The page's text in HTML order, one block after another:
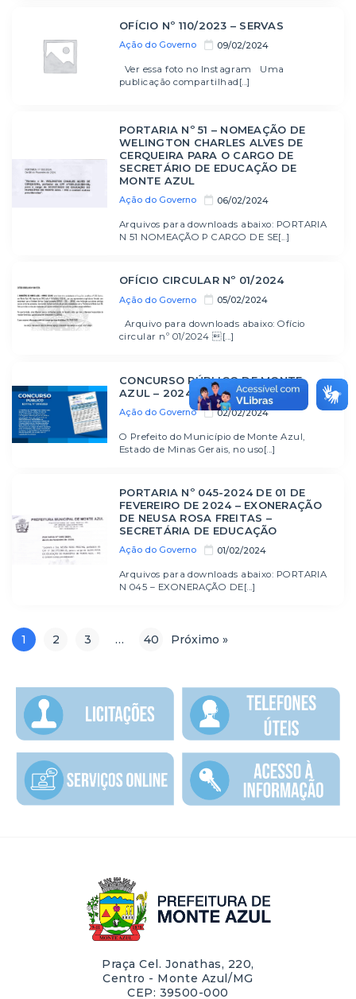
Ação do Governo 09/02/2024
OFÍCIO Nº 110/2023 – SERVAS
Ver essa foto no Instagram Uma
publicação compartilhad[...]
Ação do Governo 06/02/2024
PORTARIA Nº 51 – NOMEAÇÃO DE
WELINGTON CHARLES ALVES DE
CERQUEIRA PARA O CARGO DE
SECRETÁRIO DE EDUCAÇÃO DE
MONTE AZUL
Arquivos para downloads abaixo: PORTARIA
N 51 NOMEAÇÃO P CARGO DE SE[...]
Ação do Governo 05/02/2024
OFÍCIO CIRCULAR Nº 01/2024
Arquivo para downloads abaixo: Ofício
circular nº 01/2024 [...]
Ação do Governo 02/02/2024
CONCURSO PÚBLICO DE MONTE
AZUL – 2024
O Prefeito do Município de Monte Azul,
Estado de Minas Gerais, no uso[...]
Ação do Governo 01/02/2024
PORTARIA Nº 045-2024 DE 01 DE
FEVEREIRO DE 2024 – EXONERAÇÃO
DE NEUSA ROSA FREITAS –
SECRETÁRIA DE EDUCAÇÃO
Arquivos para downloads abaixo: PORTARIA
N 045 – EXONERAÇÃO DE[...]
1 2 3 … 40 Próximo »
Praça Cel. Jonathas, 220,
Centro - Monte Azul/MG
CEP: 39500-000